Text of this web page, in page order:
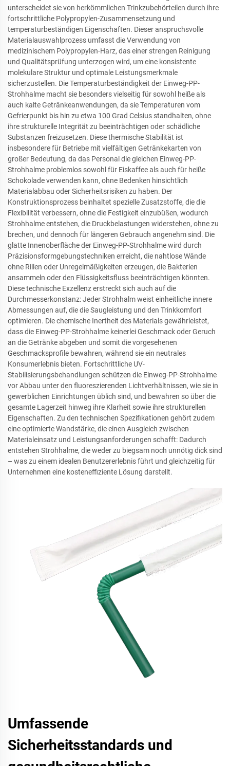
unterscheidet sie von herkömmlichen Trinkzubehörteilen durch ihre
fortschrittliche Polypropylen-Zusammensetzung und
temperaturbeständigen Eigenschaften. Dieser anspruchsvolle
Materialauswahlprozess umfasst die Verwendung von
medizinischem Polypropylen-Harz, das einer strengen Reinigung
und Qualitätsprüfung unterzogen wird, um eine konsistente
molekulare Struktur und optimale Leistungsmerkmale
sicherzustellen. Die Temperaturbeständigkeit der Einweg-PP-
Strohhalme macht sie besonders vielseitig für sowohl heiße als
auch kalte Getränkeanwendungen, da sie Temperaturen vom
Gefrierpunkt bis hin zu etwa 100 Grad Celsius standhalten, ohne
ihre strukturelle Integrität zu beeinträchtigen oder schädliche
Substanzen freizusetzen. Diese thermische Stabilität ist
insbesondere für Betriebe mit vielfältigen Getränkekarten von
großer Bedeutung, da das Personal die gleichen Einweg-PP-
Strohhalme problemlos sowohl für Eiskaffee als auch für heiße
Schokolade verwenden kann, ohne Bedenken hinsichtlich
Materialabbau oder Sicherheitsrisiken zu haben. Der
Konstruktionsprozess beinhaltet spezielle Zusatzstoffe, die die
Flexibilität verbessern, ohne die Festigkeit einzubüßen, wodurch
Strohhalme entstehen, die Druckbelastungen widerstehen, ohne zu
brechen, und dennoch für längeren Gebrauch angenehm sind. Die
glatte Innenoberfläche der Einweg-PP-Strohhalme wird durch
Präzisionsformgebungstechniken erreicht, die nahtlose Wände
ohne Rillen oder Unregelmäßigkeiten erzeugen, die Bakterien
ansammeln oder den Flüssigkeitsfluss beeinträchtigen könnten.
Diese technische Exzellenz erstreckt sich auch auf die
Durchmesserkonstanz: Jeder Strohhalm weist einheitliche innere
Abmessungen auf, die die Saugleistung und den Trinkkomfort
optimieren. Die chemische Inertheit des Materials gewährleistet,
dass die Einweg-PP-Strohhalme keinerlei Geschmack oder Geruch
an die Getränke abgeben und somit die vorgesehenen
Geschmacksprofile bewahren, während sie ein neutrales
Konsumerlebnis bieten. Fortschrittliche UV-
Stabilisierungsbehandlungen schützen die Einweg-PP-Strohhalme
vor Abbau unter den fluoreszierenden Lichtverhältnissen, wie sie in
gewerblichen Einrichtungen üblich sind, und bewahren so über die
gesamte Lagerzeit hinweg ihre Klarheit sowie ihre strukturellen
Eigenschaften. Zu den technischen Spezifikationen gehört zudem
eine optimierte Wandstärke, die einen Ausgleich zwischen
Materialeinsatz und Leistungsanforderungen schafft: Dadurch
entstehen Strohhalme, die weder zu biegsam noch unnötig dick sind
– was zu einem idealen Benutzererlebnis führt und gleichzeitig für
Unternehmen eine kosteneffiziente Lösung darstellt.
Umfassende
Sicherheitsstandards und